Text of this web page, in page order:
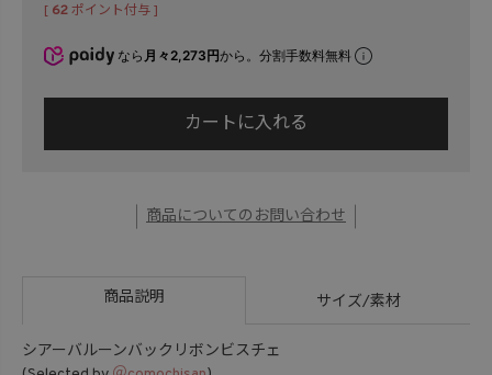
[ 62ポイント付与 ]
なら 月々2,273円から。分割手数料無料
カートに入れる
商品についてのお問い合わせ
商品説明 サイズ/素材
シアーバルーンバックリボンビスチェ